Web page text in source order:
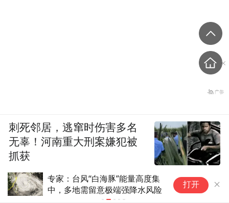
专家：台风“白海豚”能量高度集
中，多地需留意极端强降水风险
打开
刺死邻居，逃窜时伤害多名
无辜！河南重大刑案嫌犯被
抓获
华商报